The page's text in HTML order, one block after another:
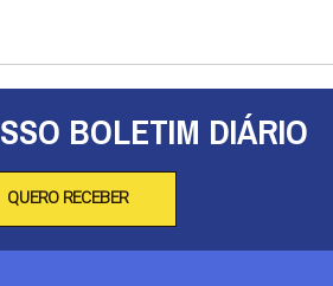
BOLETIM DIÁRIO
QUERO RECEBER